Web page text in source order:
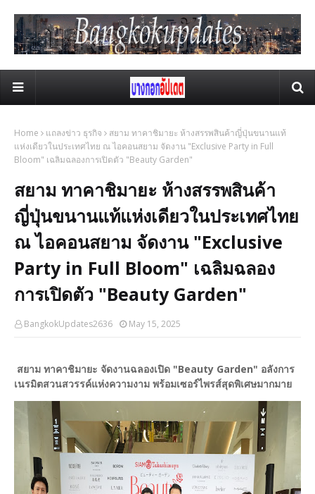
Home แถลงข่าว ธุรกิจ
สยาม ทาคาชิมายะ ห้างสรรพสินค้าญี่ปุ่นขนานแท้
แห่งเดียวในประเทศไทย ณ ไอคอนสยาม จัดงาน "Exclusive Party in Full
Bloom" เฉลิมฉลองการเปิดตัว "Beauty Garden"
สยาม ทาคาชิมายะ ห้างสรรพสินค้า
ญี่ปุ่นขนานแท้แห่งเดียวในประเทศไทย
ณ ไอคอนสยาม จัดงาน "Exclusive
Party in Full Bloom" เฉลิมฉลอง
การเปิดตัว "Beauty Garden"
BangkokUpdates2636 May 15, 2025
สยาม ทาคาชิมายะ จัดงานฉลองเปิด "Beauty Garden" อลังการ
เนรมิตสวนสวรรค์แห่งความงาม พร้อมเซอร์ไพรส์สุดพิเศษมากมาย